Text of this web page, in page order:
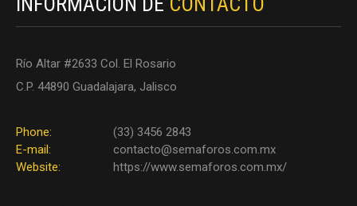
Río Altar #2633 Col. El Rosario
C.P. 44890 Guadalajara, Jalisco
Phone:
(33) 3456 2843
E-mail:
contacto@semaforos.com.mx
Website:
https://www.semaforos.com.mx/